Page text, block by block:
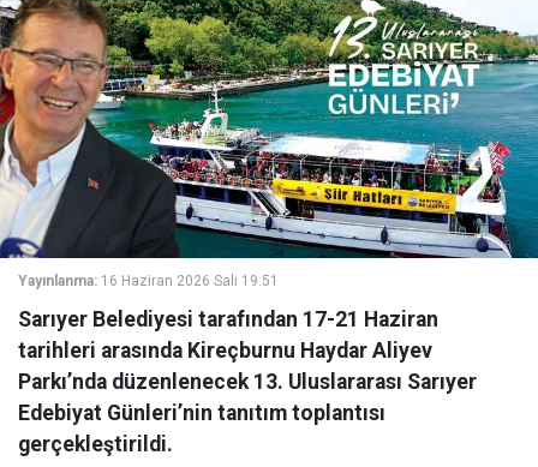
Yayınlanma: 16 Haziran 2026 Salı 19:51
Sarıyer Belediyesi tarafından 17-21 Haziran
tarihleri arasında Kireçburnu Haydar Aliyev
Parkı’nda düzenlenecek 13. Uluslararası Sarıyer
Edebiyat Günleri’nin tanıtım toplantısı
gerçekleştirildi.